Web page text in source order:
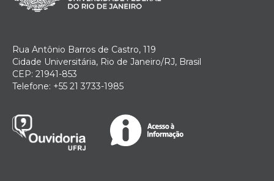
Rua Antônio Barros de Castro, 119
Cidade Universitária, Rio de Janeiro/RJ, Brasil
CEP: 21941-853
Telefone: +55 21 3733-1985